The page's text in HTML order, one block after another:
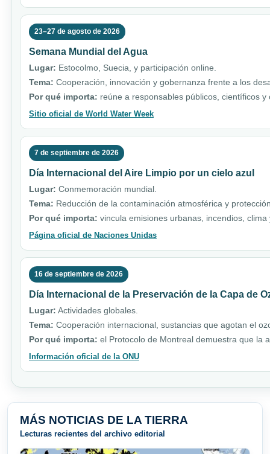
23–27 de agosto de 2026
Semana Mundial del Agua
Lugar: Estocolmo, Suecia, y participación online.
Tema: Cooperación, innovación y gobernanza frente a los
Por qué importa: reúne a responsables públicos, científicos
Sitio oficial de World Water Week
7 de septiembre de 2026
Día Internacional del Aire Limpio por un cielo azul
Lugar: Conmemoración mundial.
Tema: Reducción de la contaminación atmosférica y
Por qué importa: vincula emisiones urbanas, incendios,
Página oficial de Naciones Unidas
16 de septiembre de 2026
Día Internacional de la Preservación de la Capa de
Lugar: Actividades globales.
Tema: Cooperación internacional, sustancias que agotan el
Por qué importa: el Protocolo de Montreal demuestra que la
Información oficial de la ONU
MÁS NOTICIAS DE LA TIERRA
Lecturas recientes del archivo editorial